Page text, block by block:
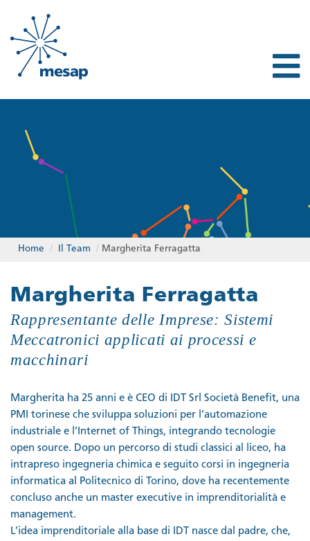
Home / Il Team / Margherita Ferragatta
Margherita Ferragatta
Rappresentante delle Imprese: Sistemi
Meccatronici applicati ai processi e
macchinari
Margherita ha 25 anni e è CEO di IDT Srl Società Benefit, una
PMI torinese che sviluppa soluzioni per l’automazione
industriale e l’Internet of Things, integrando tecnologie
open source. Dopo un percorso di studi classici al liceo, ha
intrapreso ingegneria chimica e seguito corsi in ingegneria
informatica al Politecnico di Torino, dove ha recentemente
concluso anche un master executive in imprenditorialità e
management.
L’idea imprenditoriale alla base di IDT nasce dal padre, che,